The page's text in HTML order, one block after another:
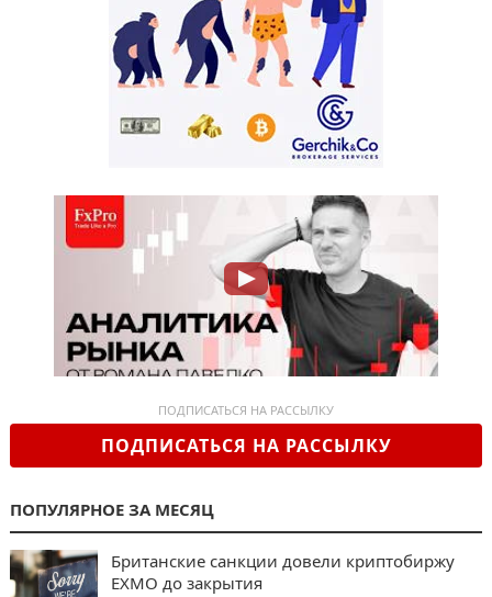
ПОДПИСАТЬСЯ НА РАССЫЛКУ
ПОДПИСАТЬСЯ НА РАССЫЛКУ
ПОПУЛЯРНОЕ ЗА МЕСЯЦ
Британские санкции довели криптобиржу
EXMO до закрытия